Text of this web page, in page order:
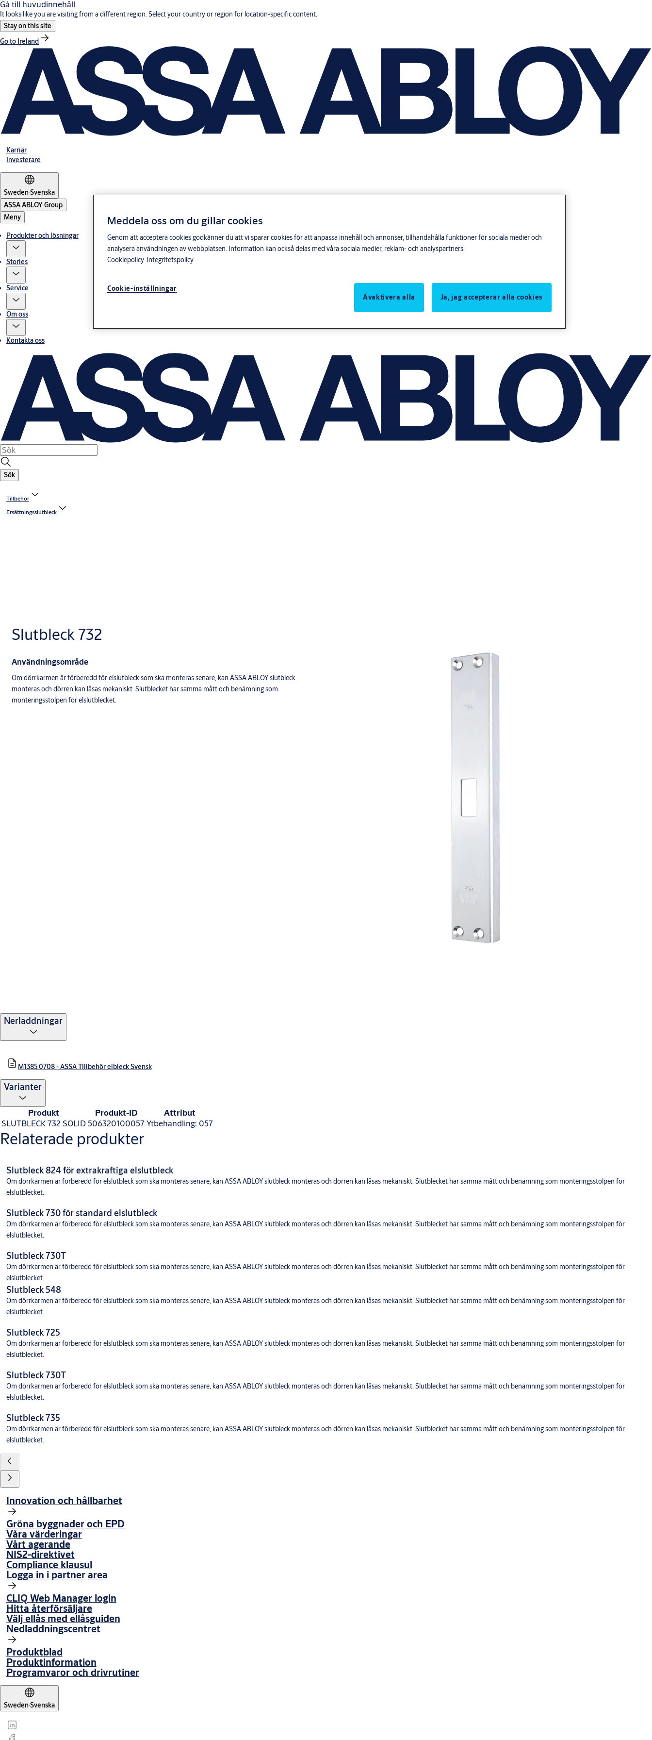
Gå till huvudinnehåll
It looks like you are visiting from a different region. Select your country or region for location-specific content.
Stay on this site
Go to Ireland
Karriär
Investerare
Sweden·Svenska
ASSA ABLOY Group
Meny
Produkter och lösningar
Stories
Service
Om oss
Kontakta oss
Sök
Tillbehör
Ersättningsslutbleck
Slutbleck 732
Användningsområde
Om dörrkarmen är förberedd för elslutbleck som ska monteras senare, kan ASSA ABLOY slutbleck
monteras och dörren kan låsas mekaniskt. Slutblecket har samma mått och benämning som
monteringsstolpen för elslutblecket.
Nerladdningar
M1385.0708 - ASSA Tillbehör elbleck Svensk
Varianter
Produkt Produkt-ID
Attribut
SLUTBLECK 732 SOLID506320100057Ytbehandling: 057
Relaterade produkter
Slutbleck 824 för extrakraftiga elslutbleck
Om dörrkarmen är förberedd för elslutbleck som ska monteras senare, kan ASSA ABLOY slutbleck monteras och dörren kan låsas mekaniskt. Slutblecket har samma mått och benämning som monteringsstolpen för
elslutblecket.
Slutbleck 730 för standard elslutbleck
Om dörrkarmen är förberedd för elslutbleck som ska monteras senare, kan ASSA ABLOY slutbleck monteras och dörren kan låsas mekaniskt. Slutblecket har samma mått och benämning som monteringsstolpen för
elslutblecket.
Slutbleck 730T
Om dörrkarmen är förberedd för elslutbleck som ska monteras senare, kan ASSA ABLOY slutbleck monteras och dörren kan låsas mekaniskt. Slutblecket har samma mått och benämning som monteringsstolpen för
elslutblecket.
Slutbleck 548
Om dörrkarmen är förberedd för elslutbleck som ska monteras senare, kan ASSA ABLOY slutbleck monteras och dörren kan låsas mekaniskt. Slutblecket har samma mått och benämning som monteringsstolpen för
elslutblecket.
Slutbleck 725
Om dörrkarmen är förberedd för elslutbleck som ska monteras senare, kan ASSA ABLOY slutbleck monteras och dörren kan låsas mekaniskt. Slutblecket har samma mått och benämning som monteringsstolpen för
elslutblecket.
Slutbleck 730T
Om dörrkarmen är förberedd för elslutbleck som ska monteras senare, kan ASSA ABLOY slutbleck monteras och dörren kan låsas mekaniskt. Slutblecket har samma mått och benämning som monteringsstolpen för
elslutblecket.
Slutbleck 735
Om dörrkarmen är förberedd för elslutbleck som ska monteras senare, kan ASSA ABLOY slutbleck monteras och dörren kan låsas mekaniskt. Slutblecket har samma mått och benämning som monteringsstolpen för
elslutblecket.
Innovation och hållbarhet
Gröna byggnader och EPD
Våra värderingar
Vårt agerande
NIS2-direktivet
Compliance klausul
Logga in i partner area
CLIQ Web Manager login
Hitta återförsäljare
Välj ellås med ellåsguiden
Nedladdningscentret
Produktblad
Produktinformation
Programvaror och drivrutiner
Sweden·Svenska
Meddela oss om du gillar cookies
Genom att acceptera cookies godkänner du att vi sparar cookies för att anpassa innehåll och annonser, tillhandahålla funktioner för sociala medier och
analysera användningen av webbplatsen. Information kan också delas med våra sociala medier, reklam- och analyspartners.
Cookiepolicy Integritetspolicy
Cookie-inställningar
Avaktivera alla
Ja, jag accepterar alla cookies